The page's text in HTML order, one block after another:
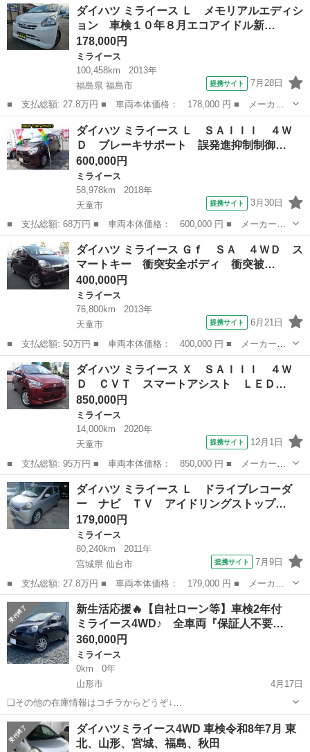
４ＷＤ ＣＤデッキ ＡＵＸ キーレス アイドリングストップ Ａ
ＢＳ フル装備 ...
山形 山形市 ミライース
ダイハツ ミライース Ｌ メモリアルエディシ
ョン 車検１０年８月エコアイドル新…
178,000円
ミライース
100,458km
2013年
福島県 福島市
提携サイト 7月28日
■ 支払総額: 27.8万円 ■ 車両本体価格： 178,000 円 ■ メーカー
名： ダイハツ ■ 車種名： ミライース ■ グレード名： Ｌ メ
モリアルエディション 車検１０年８月エコアイドル新品国産夏タイ
ヤ社外アルミ...
福島 福島市 ミライース
ダイハツ ミライース Ｌ ＳＡＩＩＩ ４Ｗ
Ｄ ブレーキサポート 誤発進抑制制御…
600,000円
ミライース
58,978km
2018年
天童市
提携サイト 3月30日
■ 支払総額: 68万円 ■ 車両本体価格： 600,000 円 ■ メーカー
名： ダイハツ ■ 車種名： ミライース ■ グレード名： Ｌ Ｓ
ＡＩＩＩ ４ＷＤ ブレーキサポート 誤発進抑制制御 横滑り防止
装置 コーナーセ...
山形 天童市 ミライース
ダイハツ ミライース Ｇｆ ＳＡ ４ＷＤ ス
マートキー 衝突安全ボディ 衝突被…
400,000円
ミライース
76,800km
2013年
天童市
提携サイト 6月21日
■ 支払総額: 50万円 ■ 車両本体価格： 400,000 円 ■ メーカー
名： ダイハツ ■ 車種名： ミライース ■ グレード名： Ｇｆ
ＳＡ ４ＷＤ スマートキー 衝突安全ボディ 衝突被害軽減システ
ム 寒冷地仕様 ...
山形 天童市 ミライース
ダイハツ ミライース Ｘ ＳＡＩＩＩ ４Ｗ
Ｄ ＣＶＴ スマートアシスト ＬＥＤ…
850,000円
ミライース
14,000km
2020年
天童市
提携サイト 12月1日
■ 支払総額: 95万円 ■ 車両本体価格： 850,000 円 ■ メーカー
名： ダイハツ ■ 車種名： ミライース ■ グレード名： Ｘ Ｓ
ＡＩＩＩ ４ＷＤ ＣＶＴ スマートアシスト ＬＥＤヘッドライ
ト キーレス 電動...
山形 天童市 ミライース
ダイハツ ミライース Ｌ ドライブレコーダ
ー ナビ ＴＶ アイドリングストップ…
179,000円
ミライース
80,240km
2011年
宮城県 仙台市
提携サイト 7月9日
■ 支払総額: 27.8万円 ■ 車両本体価格： 179,000 円 ■ メーカー
名： ダイハツ ■ 車種名： ミライース ■ グレード名： Ｌ ド
ライブレコーダー ナビ ＴＶ アイドリングストップ ＣＶＴ Ａ
ＢＳ アルミ...
宮城 仙台市 ミライース
新生活応援🔥【自社ローン等】車検2年付
ミライース4WD♪ 全車両『保証人不要…
360,000円
ミライース
0km
0年
山形市
4月17日
❏その他の在庫情報はコチラからどうぞ↓
https://ristaoshuiwate.wixsite.com/my-site ❏月額のご質問等はコチラ
からできます😉 https://form.run/@rista-...
山形 山形市 ミライース
ダイハツミライース4WD 車検令和8年7月 東
北、山形、宮城、福島、秋田